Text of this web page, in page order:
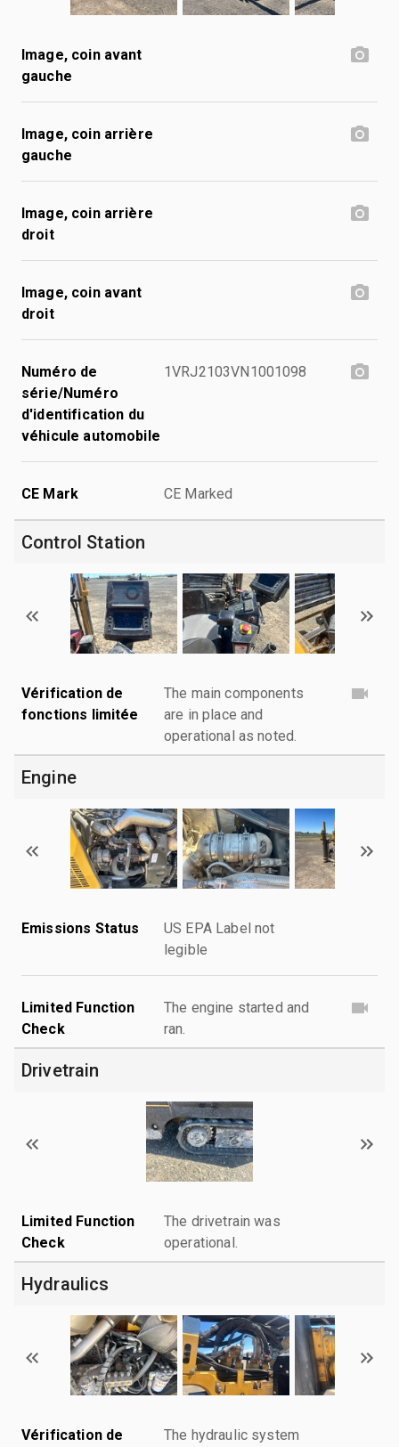
Image, coin avant
gauche
Image, coin arrière
gauche
Image, coin arrière
droit
Image, coin avant
droit
Numéro de
série/Numéro
d'identification du
véhicule automobile
1VRJ2103VN1001098
CE Mark CE Marked
Control Station
Vérification de
fonctions limitée
The main components
are in place and
operational as noted.
Engine
Emissions Status
US EPA Label not
legible
Limited Function
Check
The engine started and
ran.
Drivetrain
Limited Function
Check
The drivetrain was
operational.
Hydraulics
Vérification de The hydraulic system